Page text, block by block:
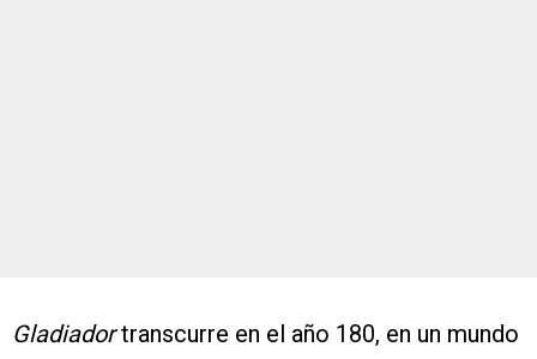
Gladiadortranscurre en el año 180, en un mundo